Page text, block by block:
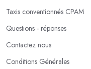
Taxis conventionnés CPAM
Questions - réponses
Contactez nous
Conditions Générales